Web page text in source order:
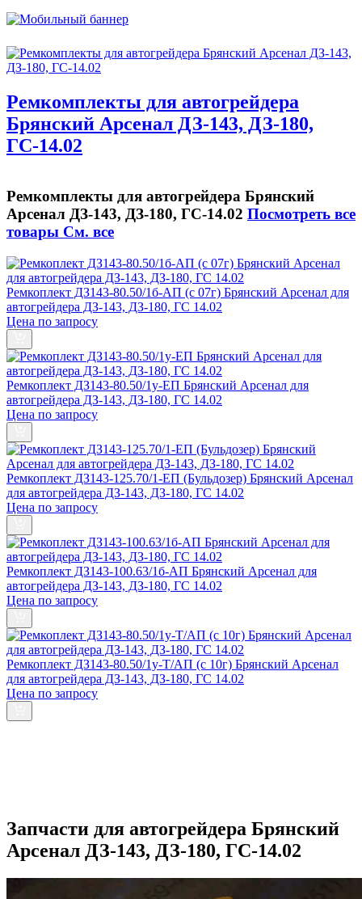
Ремкомплекты для автогрейдера
Брянский Арсенал ДЗ-143, ДЗ-180,
ГС-14.02
Ремкомплекты для автогрейдера Брянский
Арсенал ДЗ-143, ДЗ-180, ГС-14.02 Посмотреть все
товары См. все
Ремкоплект ДЗ143-80.50/1б-АП (с 07г) Брянский Арсенал для
автогрейдера ДЗ-143, ДЗ-180, ГС 14.02
Цена по запросу
Ремкоплект ДЗ143-80.50/1у-ЕП Брянский Арсенал для
автогрейдера ДЗ-143, ДЗ-180, ГС 14.02
Цена по запросу
Ремкоплект ДЗ143-125.70/1-ЕП (Бульдозер) Брянский Арсенал
для автогрейдера ДЗ-143, ДЗ-180, ГС 14.02
Цена по запросу
Ремкоплект ДЗ143-100.63/1б-АП Брянский Арсенал для
автогрейдера ДЗ-143, ДЗ-180, ГС 14.02
Цена по запросу
Ремкоплект ДЗ143-80.50/1у-Т/АП (с 10г) Брянский Арсенал
для автогрейдера ДЗ-143, ДЗ-180, ГС 14.02
Цена по запросу
Запчасти для автогрейдера Брянский
Арсенал ДЗ-143, ДЗ-180, ГС-14.02